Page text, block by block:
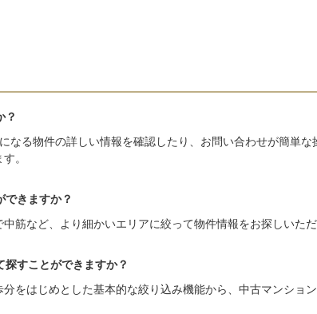
？
なる物件の詳しい情報を確認したり、お問い合わせが簡単
。
できますか？
筋など、より細かいエリアに絞って物件情報をお探しいただ
すことができますか？
をはじめとした基本的な絞り込み機能から、中古マンショ